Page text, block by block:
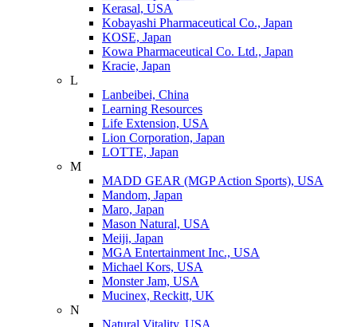
Kerasal, USA
Kobayashi Pharmaceutical Co., Japan
KOSE, Japan
Kowa Pharmaceutical Co. Ltd., Japan
Kracie, Japan
L
Lanbeibei, China
Learning Resources
Life Extension, USA
Lion Corporation, Japan
LOTTE, Japan
M
MADD GEAR (MGP Action Sports), USA
Mandom, Japan
Maro, Japan
Mason Natural, USA
Meiji, Japan
MGA Entertainment Inc., USA
Michael Kors, USA
Monster Jam, USA
Mucinex, Reckitt, UK
N
Natural Vitality, USA